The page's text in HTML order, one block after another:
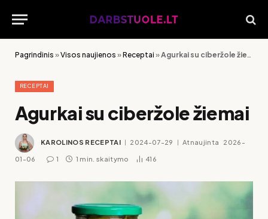
Pagrindinis »Visos naujienos »Receptai »Agurkai su ciberžole žiemai
RECEPTAI
Agurkai su ciberžole žiemai
KAROLINOS RECEPTAI 2024-07-29 Atnaujinta 2026-
01-06 1 1 min. skaitymo 416